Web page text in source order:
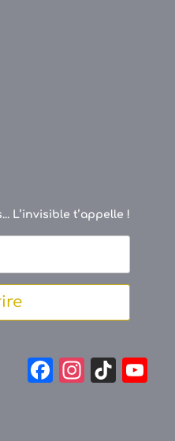
L’invisible t’appelle !
F
In Ti